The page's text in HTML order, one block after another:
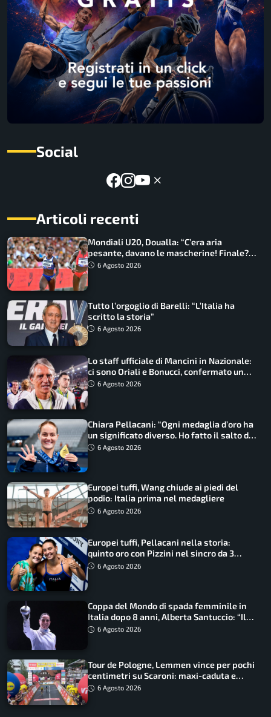
Social
Articoli recenti
Mondiali U20, Doualla: “C’era aria
pesante, davano le mascherine! Finale?
Non ho nulla da perdere”
6 Agosto 2026
Tutto l’orgoglio di Barelli: “L’Italia ha
scritto la storia”
6 Agosto 2026
Lo staff ufficiale di Mancini in Nazionale:
ci sono Oriali e Bonucci, confermato un
ritorno
6 Agosto 2026
Chiara Pellacani: “Ogni medaglia d’oro ha
un significato diverso. Ho fatto il salto di
qualità”
6 Agosto 2026
Europei tuffi, Wang chiude ai piedi del
podio: Italia prima nel medagliere
6 Agosto 2026
Europei tuffi, Pellacani nella storia:
quinto oro con Pizzini nel sincro da 3
metri
6 Agosto 2026
Coppa del Mondo di spada femminile in
Italia dopo 8 anni, Alberta Santuccio: “Il
lavoro dà sempre i suoi frutti”
6 Agosto 2026
Tour de Pologne, Lemmen vince per pochi
centimetri su Scaroni: maxi-caduta e
tappa accorciata
6 Agosto 2026